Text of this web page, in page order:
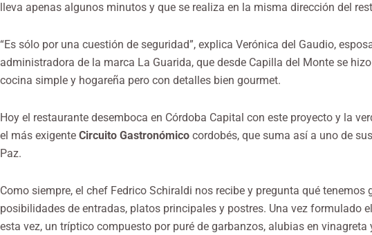
lleva apenas algunos minutos y que se realiza en la misma dirección del
“Es sólo por una cuestión de seguridad”, explica Verónica del Gaudio,
administradora de la marca La Guarida, que desde Capilla del Monte se
cocina simple y hogareña pero con detalles bien gourmet.
Hoy el restaurante desemboca en Córdoba Capital con este proyecto y la
el más exigente Circuito Gastronómico cordobés, que suma así a uno de
Paz.
Como siempre, el chef Fedrico Schiraldi nos recibe y pregunta qué tenemos
posibilidades de entradas, platos principales y postres. Una vez formulado
esta vez, un tríptico compuesto por puré de garbanzos, alubias en